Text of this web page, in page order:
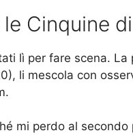
Cinquine
lì per fare scena.
li mescola con
mi perdo al